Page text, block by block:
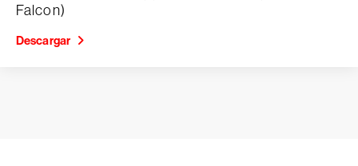
Falcon)
Descargar